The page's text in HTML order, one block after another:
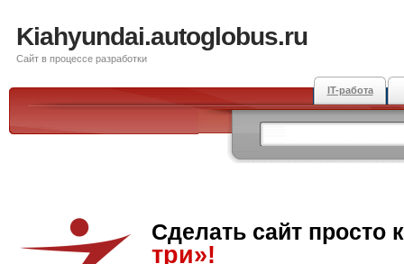
Kiahyundai.autoglobus.ru
Сайт в процессе разработки
IT-работа
Сделать сайт просто
три»!